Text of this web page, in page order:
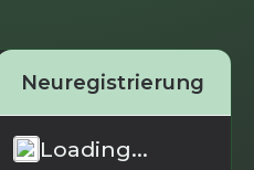
Neuregistrierung
Loading...